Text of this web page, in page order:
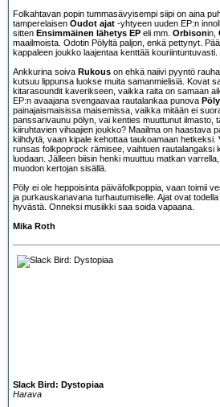
Folkahtavan popin tummasävyisempi siipi on aina
tamperelaisen Oudot ajat -yhtyeen uuden EP:n
sitten Ensimmäinen lähetys EP eli mm. Orbisonin,
maailmoista. Odotin Pölyltä paljon, enkä pettynyt.
kappaleen joukko laajentaa kenttää kouriintuntuvasti.
Ankkurina soiva Rukous on ehkä naiivi pyyntö
kutsuu lippunsa luokse muita samanmielisiä. Kovat
kitarasoundit kaverikseen, vaikka raita on samaan
EP:n avaajana svengaavaa rautalankaa punova Pöly
painajaismaisissa maisemissa, vaikka mitään ei
panssarivaunu pölyn, vai kenties muuttunut ilmasto,
kiiruhtavien vihaajien joukko? Maailma on haastava
kiihdytä, vaan kipale kehottaa taukoamaan hetkeksi.
runsas folkpoprock rämisee, vaihtuen rautalangaksi
luodaan. Jälleen biisin henki muuttuu matkan
muodon kertojan sisällä.
Pöly ei ole heppoisinta päiväfolkpoppia, vaan toimii
ja purkauskanavana turhautumiselle. Ajat ovat
hyvästä. Onneksi musiikki saa soida vapaana.
Mika Roth
Slack Bird: Dystopiaa
Harava